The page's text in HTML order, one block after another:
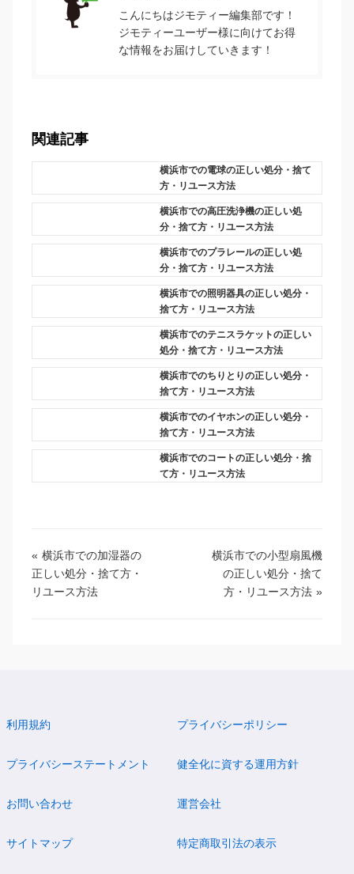
こんにちはジモティー編集部です！
ジモティーユーザー様に向けてお得
な情報をお届けしていきます！
関連記事
横浜市での電球の正しい処分・捨て
方・リユース方法
横浜市での高圧洗浄機の正しい処
分・捨て方・リユース方法
横浜市でのプラレールの正しい処
分・捨て方・リユース方法
横浜市での照明器具の正しい処分・
捨て方・リユース方法
横浜市でのテニスラケットの正しい
処分・捨て方・リユース方法
横浜市でのちりとりの正しい処分・
捨て方・リユース方法
横浜市でのイヤホンの正しい処分・
捨て方・リユース方法
横浜市でのコートの正しい処分・捨
て方・リユース方法
« 横浜市での加湿器の
正しい処分・捨て方・
リユース方法
横浜市での小型扇風機
の正しい処分・捨て
方・リユース方法 »
利用規約 プライバシーポリシー
プライバシーステートメント 健全化に資する運用方針
お問い合わせ 運営会社
サイトマップ 特定商取引法の表示